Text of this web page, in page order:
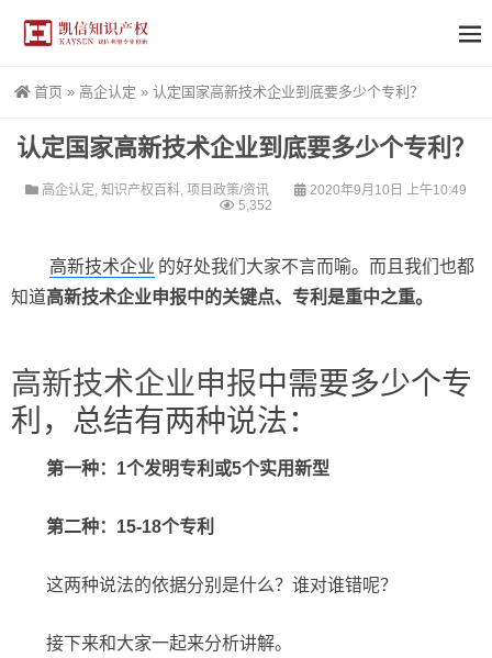
首页 » 高企认定 » 认定国家高新技术企业到底要多少个专利？
认定国家高新技术企业到底要多少个专利？
高企认定, 知识产权百科, 项目政策/资讯
2020年9月10日 上午10:49
5,352
高新技术企业 的好处我们大家不言而喻。而且我们也都
知道高新技术企业申报中的关键点、专利是重中之重。
高新技术企业申报中需要多少个专
利，总结有两种说法：
第一种：1个发明专利或5个实用新型
第二种：15-18个专利
这两种说法的依据分别是什么？谁对谁错呢？
接下来和大家一起来分析讲解。